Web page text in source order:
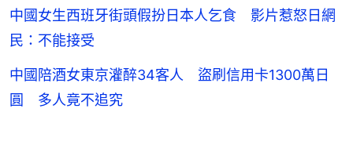
中國女生西班牙街頭假扮日本人乞食 影片惹怒日網
民：不能接受
中國陪酒女東京灌醉34客人 盜刷信用卡1300萬日
圓 多人竟不追究